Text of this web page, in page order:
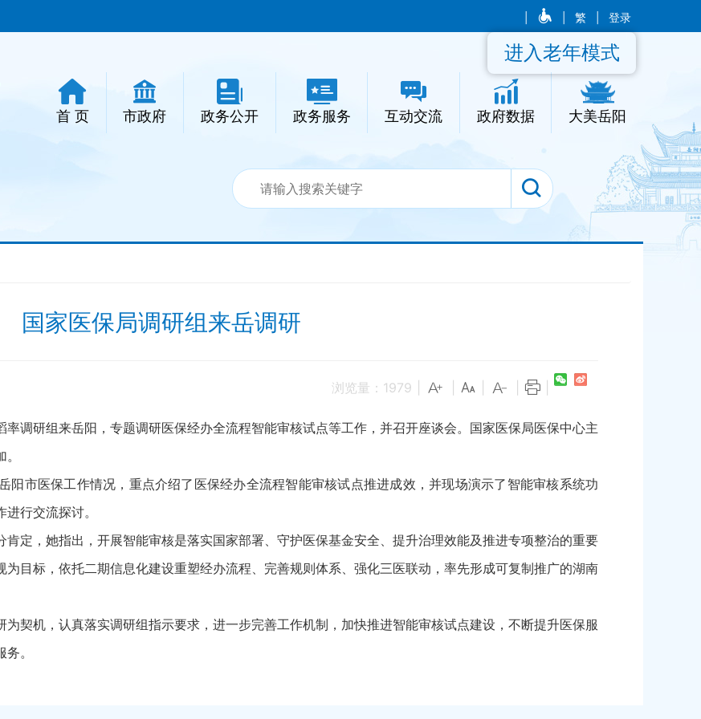
繁 登录
首 页 市政府 政务公开 政务服务 互动交流 政府数据 大美岳阳
进入老年模式
国家医保局调研组来岳调研
浏览量： 1979
研组来岳阳，专题调研医保经办全流程智能审核试点等工作，并召开座谈会。国家医保局医保中心主
市医保工作情况，重点介绍了医保经办全流程智能审核试点推进成效，并现场演示了智能审核系统功
行交流探讨。
，她指出，开展智能审核是落实国家部署、守护医保基金安全、提升治理效能及推进专项整治的重要
目标，依托二期信息化建设重塑经办流程、完善规则体系、强化三医联动，率先形成可复制推广的湖南
机，认真落实调研组指示要求，进一步完善工作机制，加快推进智能审核试点建设，不断提升医保服
。